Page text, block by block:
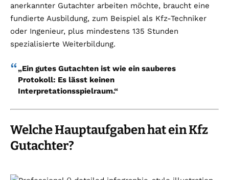
anerkannter Gutachter arbeiten möchte, braucht eine
fundierte Ausbildung, zum Beispiel als Kfz-Techniker
oder Ingenieur, plus mindestens 135 Stunden
spezialisierte Weiterbildung.
„Ein gutes Gutachten ist wie ein sauberes
Protokoll: Es lässt keinen
Interpretationsspielraum.“
Welche Hauptaufgaben hat ein Kfz
Gutachter?